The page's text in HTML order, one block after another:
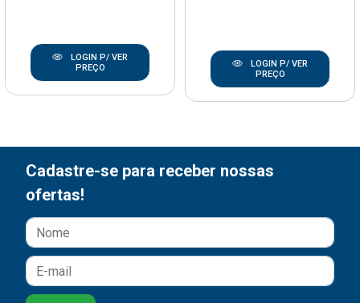
LOGIN P/ VER
PREÇO
LOGIN P/ VER
PREÇO
Cadastre-se para receber nossas
ofertas!